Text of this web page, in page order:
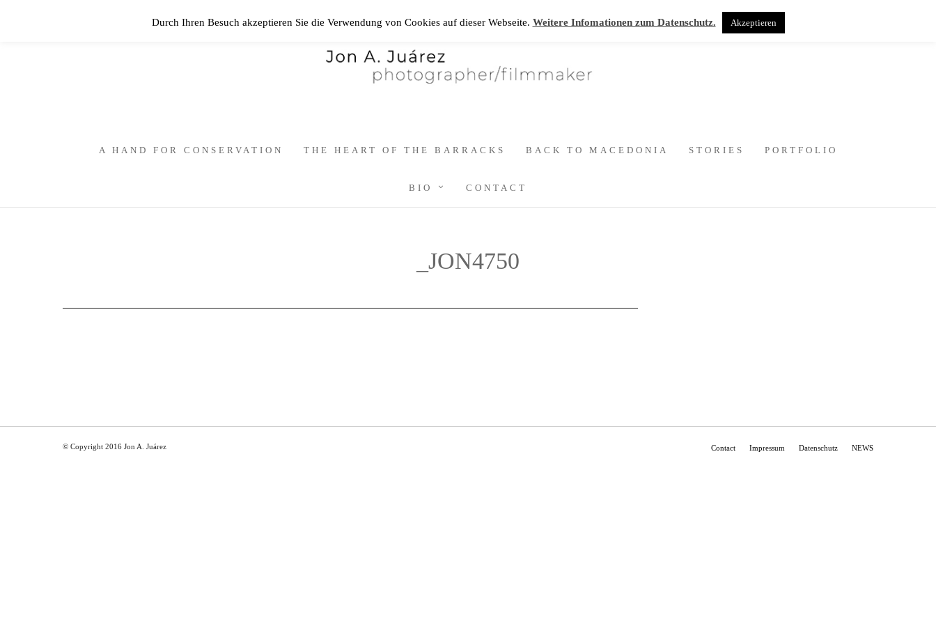
A HAND FOR CONSERVATION THE HEART OF THE BARRACKS BACK TO MACEDONIA STORIES PORTFOLIO
BIO CONTACT
_JON4750
Contact Impressum Datenschutz NEWS
© Copyright 2016 Jon A. Juárez
Durch Ihren Besuch akzeptieren Sie die Verwendung von Cookies auf dieser Webseite. Weitere Infomationen zum Datenschutz. Akzeptieren